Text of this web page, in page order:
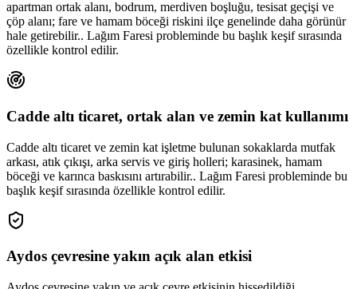
apartman ortak alanı, bodrum, merdiven boşluğu, tesisat geçişi ve
çöp alanı; fare ve hamam böceği riskini ilçe genelinde daha görünür
hale getirebilir.. Lağım Faresi probleminde bu başlık keşif sırasında
özellikle kontrol edilir.
Cadde altı ticaret, ortak alan ve zemin kat kullanımı
Cadde altı ticaret ve zemin kat işletme bulunan sokaklarda mutfak
arkası, atık çıkışı, arka servis ve giriş holleri; karasinek, hamam
böceği ve karınca baskısını artırabilir.. Lağım Faresi probleminde bu
başlık keşif sırasında özellikle kontrol edilir.
Aydos çevresine yakın açık alan etkisi